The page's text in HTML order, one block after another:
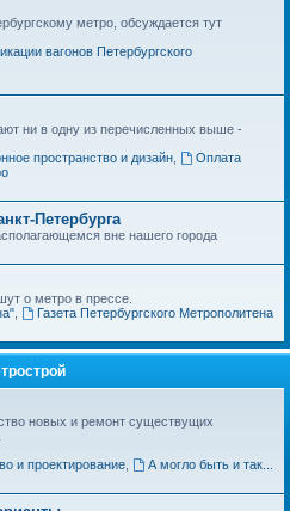
метро, обсуждается тут
вагонов Петербургского
ни в одну из перечисленных выше -
пространство и дизайн,
Оплата
Петербурга
вне нашего города
о метро в прессе.
,
Газета Петербургского Метрополитена
новых и ремонт существущих
и проектирование,
А могло быть и так...